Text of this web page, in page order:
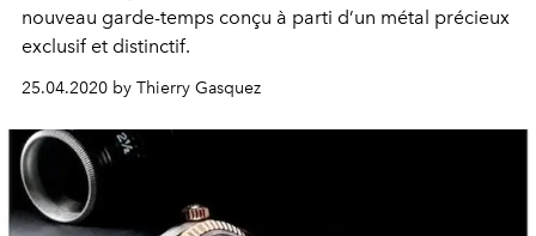
nouveau garde-temps conçu à parti d’un métal précieux
exclusif et distinctif.
25.04.2020 by Thierry Gasquez